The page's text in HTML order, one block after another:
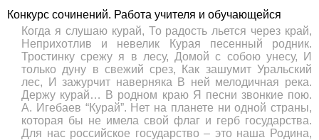
Конкурс сочинений. Работа учителя и обучающейся
Когда я слушаю курай, То радость льется через край,
Неприхотлив и невелик Курая песенный родник.
Тростинку срежу я в лесу, Домой с собою унесу, И
только дуну в свежий срез, Как зашумит Уральский
лес, И зажурчит наверняка В ней мелодичная река.
Держу курай… В родном краю Я песни звонкие пою.
А. Игебаев “Курай”. Нет на планете ни одной страны,
которая бы не имела свой флаг и герб государства.
Для нас российское государство – это наша Родина,